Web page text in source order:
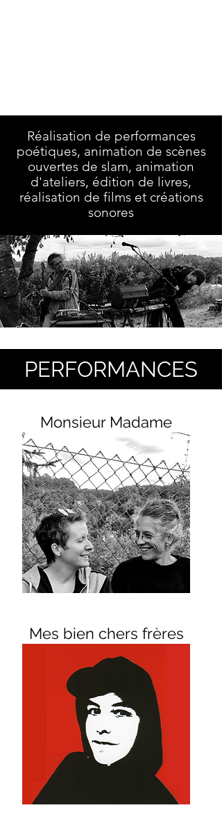
Réalisation de performances
poétiques, animation de scènes
ouvertes de slam, animation
d'ateliers, édition de livres,
réalisation de films et créations
sonores
PERFORMANCES
Monsieur Madame
Mes bien chers frères